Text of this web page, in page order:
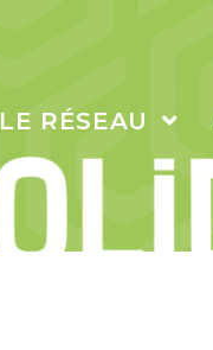
LE RÉSEAU